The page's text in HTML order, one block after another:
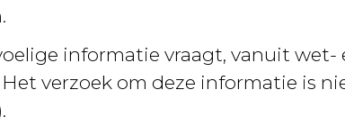
informatie vraagt, vanuit wet-
verzoek om deze informatie is